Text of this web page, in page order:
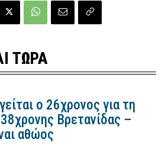
ΤΩΡΑ
ο 26χρονος για τη
Βρετανίδας –
αθώος